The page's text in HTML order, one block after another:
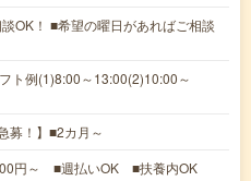
OK！ ■希望の曜日があればご相談
ト例(1)8:00～13:00(2)10:00～
募！】■2カ月～
円～ ■週払いOK ■扶養内OK